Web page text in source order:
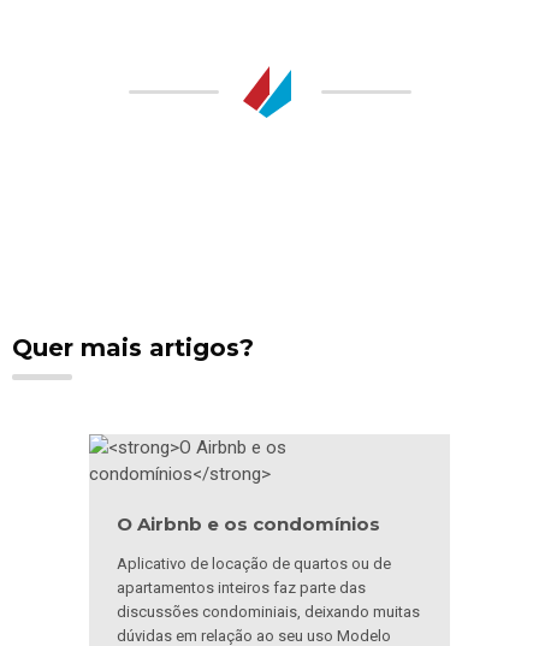
Quer mais artigos?
O Airbnb e os condomínios
Aplicativo de locação de quartos ou de
apartamentos inteiros faz parte das
discussões condominiais, deixando muitas
dúvidas em relação ao seu uso Modelo